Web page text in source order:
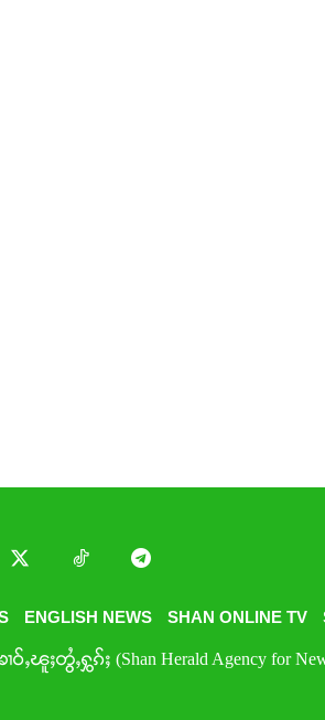
ENGLISH NEWS SHAN ONLINE TV
ဝ်ႇၽူႈတွႆႇႁွၵ်ႈ (Shan Herald Agency for